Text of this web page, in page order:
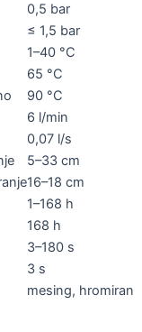
0,5 bar
≤ 1,5 bar
1–40 °C
65 °C
90 °C
6 l/min
0,07 l/s
5–33 cm
16–18 cm
1–168 h
168 h
3–180 s
3 s
mesing, hromiran